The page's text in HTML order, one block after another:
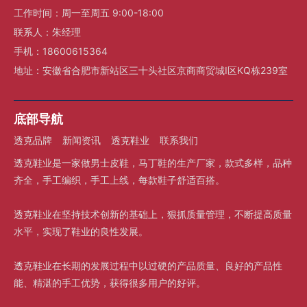
工作时间：周一至周五 9:00-18:00
联系人：朱经理
手机：18600615364
地址：安徽省合肥市新站区三十头社区京商商贸城I区KQ栋239室
底部导航
透克品牌 新闻资讯 透克鞋业
联系我们
透克鞋业是一家做男士皮鞋，马丁鞋的生产厂家，款式多样，品种
齐全，手工编织，手工上线，每款鞋子舒适百搭。
透克鞋业在坚持技术创新的基础上，狠抓质量管理，不断提高质量
水平，实现了鞋业的良性发展。
透克鞋业在长期的发展过程中以过硬的产品质量、良好的产品性
能、精湛的手工优势，获得很多用户的好评。